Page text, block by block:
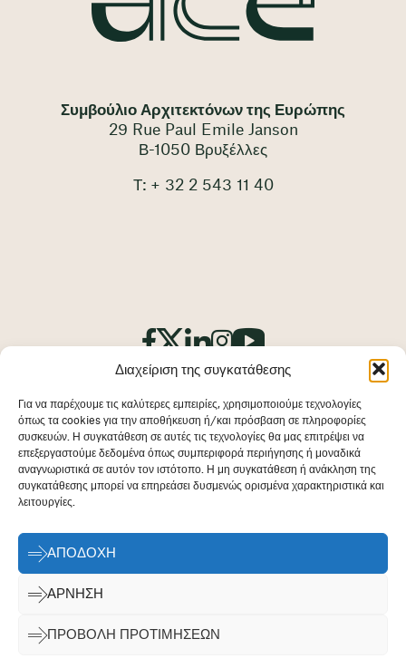
Διαχείριση της συγκατάθεσης
Για να παρέχουμε τις καλύτερες εμπειρίες, χρησιμοποιούμε τεχνολογίες
όπως τα cookies για την αποθήκευση ή/και πρόσβαση σε πληροφορίες
συσκευών. Η συγκατάθεση σε αυτές τις τεχνολογίες θα μας επιτρέψει να
επεξεργαστούμε δεδομένα όπως συμπεριφορά περιήγησης ή μοναδικά
αναγνωριστικά σε αυτόν τον ιστότοπο. Η μη συγκατάθεση ή ανάκληση της
συγκατάθεσης μπορεί να επηρεάσει δυσμενώς ορισμένα χαρακτηριστικά και
λειτουργίες.
ΑΠΟΔΟΧΉ
ΆΡΝΗΣΗ
ΠΡΟΒΟΛΉ ΠΡΟΤΙΜΉΣΕΩΝ
Συμβούλιο Αρχιτεκτόνων της Ευρώπης
29 Rue Paul Emile Janson
Β-1050 Βρυξέλλες
Τ: + 32 2 543 11 40
Αποτύπωμα
Δήλωση περί ιδιωτικότητας
© 2026 - Architects' Council of Europe